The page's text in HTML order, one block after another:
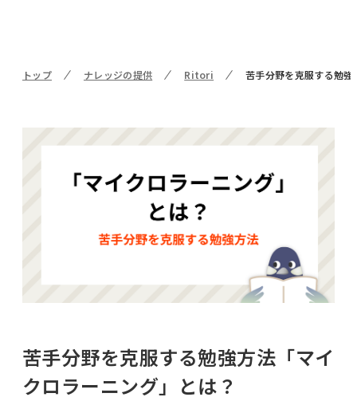
トップ ナレッジの提供 Ritori 苦手分野を克服する勉
苦手分野を克服する勉強方法「マイ
クロラーニング」とは？